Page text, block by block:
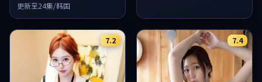
更新至24集/韩国
7.2 7.4